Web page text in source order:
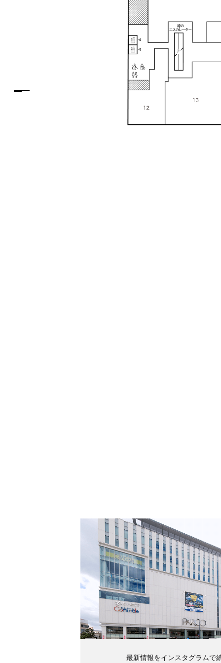
最新情報をインスタグラムで